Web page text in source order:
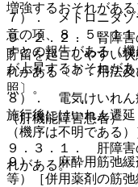
７）． メトロニダゾ
意の項、８．５、１
すとの報告がある（
が上昇するおそれがあ
８）． 電気けいれん
施行後にけいれん遷
（機序は不明である）
９）． 麻酔用筋弛緩
等）［併用薬剤の筋
増強するおそれがある
９．２．２． 腎障害
貯留を起こしやすい
れがある〔７．用法
照〕。
（肝機能障害患者）
９．３．１． 肝障害
れがある。